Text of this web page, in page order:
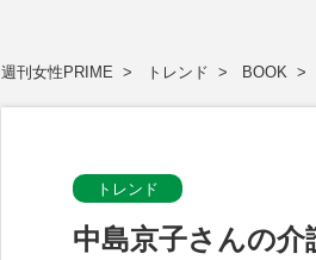
週刊女性PRIME トレンド BOOK
トレンド
中島京子さんの